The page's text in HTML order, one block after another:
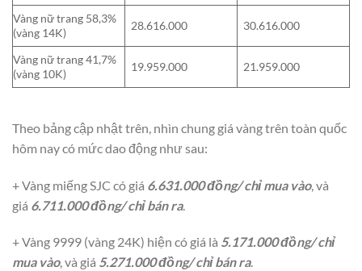
Vàng nữ trang 58,3%
(vàng 14K)
28.616.000 30.616.000
Vàng nữ trang 41,7%
(vàng 10K)
19.959.000 21.959.000
Theo bảng cập nhật trên, nhìn chung giá vàng trên toàn quốc
hôm nay có mức dao động như sau:
+ Vàng miếng SJC có giá 6.631.000 đồng/ chỉ mua vào, và
giá 6.711.000 đồng/ chỉ bán ra.
+ Vàng 9999 (vàng 24K) hiện có giá là 5.171.000 đồng/ chỉ
mua vào, và giá 5.271.000 đồng/ chỉ bán ra.